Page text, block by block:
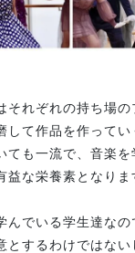
それぞれの持ち場の
して作品を作ってい
ても一流で、音楽を
益な栄養素となりま
んでいる学生達な
とするわけではな